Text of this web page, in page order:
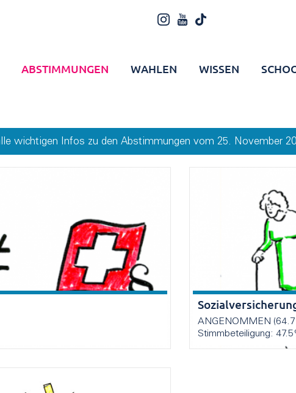
ABSTIMMUNGEN WAHLEN WISSEN
wichtigen Infos zu den Abstimmungen vom 25. November
ANGENOMMEN
Stimmbeteiligung: